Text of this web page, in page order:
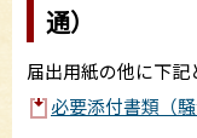
通）
届出用紙の他に下記
必要添付書類（